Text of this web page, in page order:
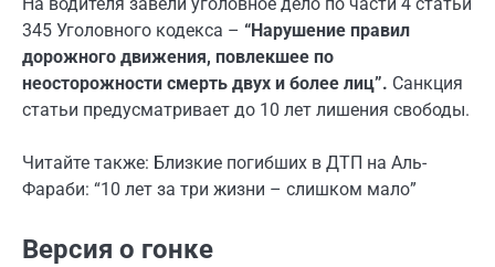
345 Уголовного кодекса – “Нарушение правил
дорожного движения, повлекшее по
неосторожности смерть двух и более лиц”. Санкция
статьи предусматривает до 10 лет лишения свободы.
Читайте также: Близкие погибших в ДТП на Аль-
Фараби: “10 лет за три жизни – слишком мало”
Версия о гонке